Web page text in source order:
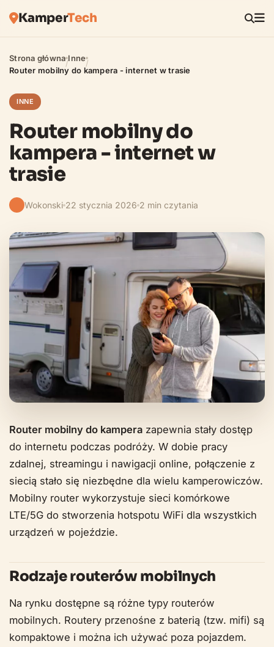
KamperTech
Strona główna/Inne/
Router mobilny do kampera - internet w trasie
INNE
Router mobilny do
kampera - internet w
trasie
Wokonski 22 stycznia 2026 2 min czytania
Router mobilny do kampera zapewnia stały dostęp
do internetu podczas podróży. W dobie pracy
zdalnej, streamingu i nawigacji online, połączenie z
siecią stało się niezbędne dla wielu kamperowiczów.
Mobilny router wykorzystuje sieci komórkowe
LTE/5G do stworzenia hotspotu WiFi dla wszystkich
urządzeń w pojeździe.
Rodzaje routerów mobilnych
Na rynku dostępne są różne typy routerów
mobilnych. Routery przenośne z baterią (tzw. mifi) są
kompaktowe i można ich używać poza pojazdem.